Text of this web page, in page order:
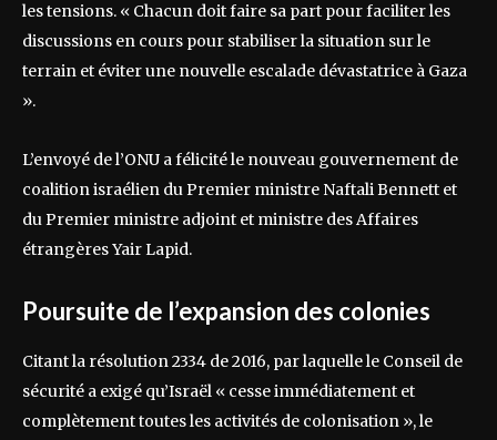
les tensions. « Chacun doit faire sa part pour faciliter les
discussions en cours pour stabiliser la situation sur le
terrain et éviter une nouvelle escalade dévastatrice à Gaza
».
L’envoyé de l’ONU a félicité le nouveau gouvernement de
coalition israélien du Premier ministre Naftali Bennett et
du Premier ministre adjoint et ministre des Affaires
étrangères Yair Lapid.
Poursuite de l’expansion des colonies
Citant la résolution 2334 de 2016, par laquelle le Conseil de
sécurité a exigé qu’Israël « cesse immédiatement et
complètement toutes les activités de colonisation », le